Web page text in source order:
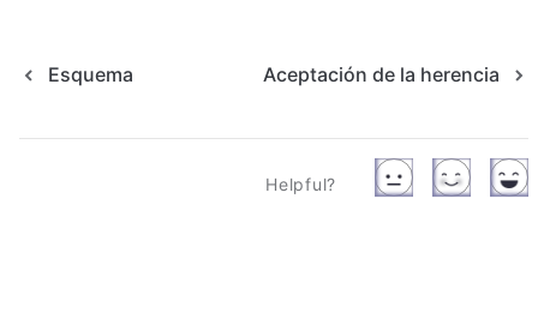
Esquema Aceptación de la herencia
Helpful?